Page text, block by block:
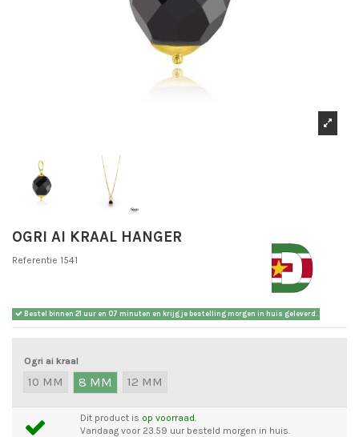
OGRI AI KRAAL HANGER
Referentie 1541
Bestel binnen 21 uur en 07 minuten en krijg je bestelling morgen in huis geleverd.
Ogri ai kraal
10 MM 8 MM 12 MM
Dit product is op voorraad.
Vandaag voor 23.59 uur besteld morgen in huis.